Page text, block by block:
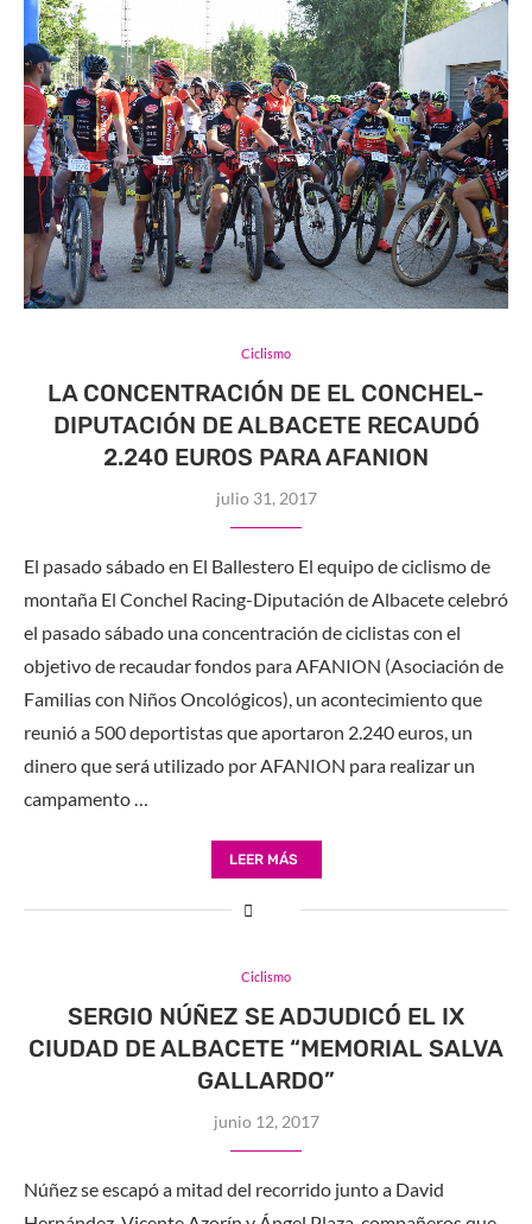
Ciclismo
LA CONCENTRACIÓN DE EL CONCHEL-
DIPUTACIÓN DE ALBACETE RECAUDÓ
2.240 EUROS PARA AFANION
julio 31, 2017
El pasado sábado en El Ballestero El equipo de ciclismo de
montaña El Conchel Racing-Diputación de Albacete celebró
el pasado sábado una concentración de ciclistas con el
objetivo de recaudar fondos para AFANION (Asociación de
Familias con Niños Oncológicos), un acontecimiento que
reunió a 500 deportistas que aportaron 2.240 euros, un
dinero que será utilizado por AFANION para realizar un
campamento …
LEER MÁS
Ciclismo
SERGIO NÚÑEZ SE ADJUDICÓ EL IX
CIUDAD DE ALBACETE “MEMORIAL SALVA
GALLARDO”
junio 12, 2017
Núñez se escapó a mitad del recorrido junto a David